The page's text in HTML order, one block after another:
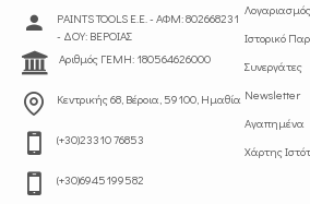
PAINTS TOOLS Ε.Ε. - ΑΦΜ: 802668231
- ΔΟΥ: ΒΕΡΟΙΑΣ
Αριθμός ΓΕΜΗ: 180564626000
Κεντρικής 68, Βέροια, 59100, Ημαθία
(+30)23310 76853
(+30)6945199582
Λογαριασμός
Ιστορικό
Συνεργάτες
Newsletter
Αγαπημένα
Χάρτης